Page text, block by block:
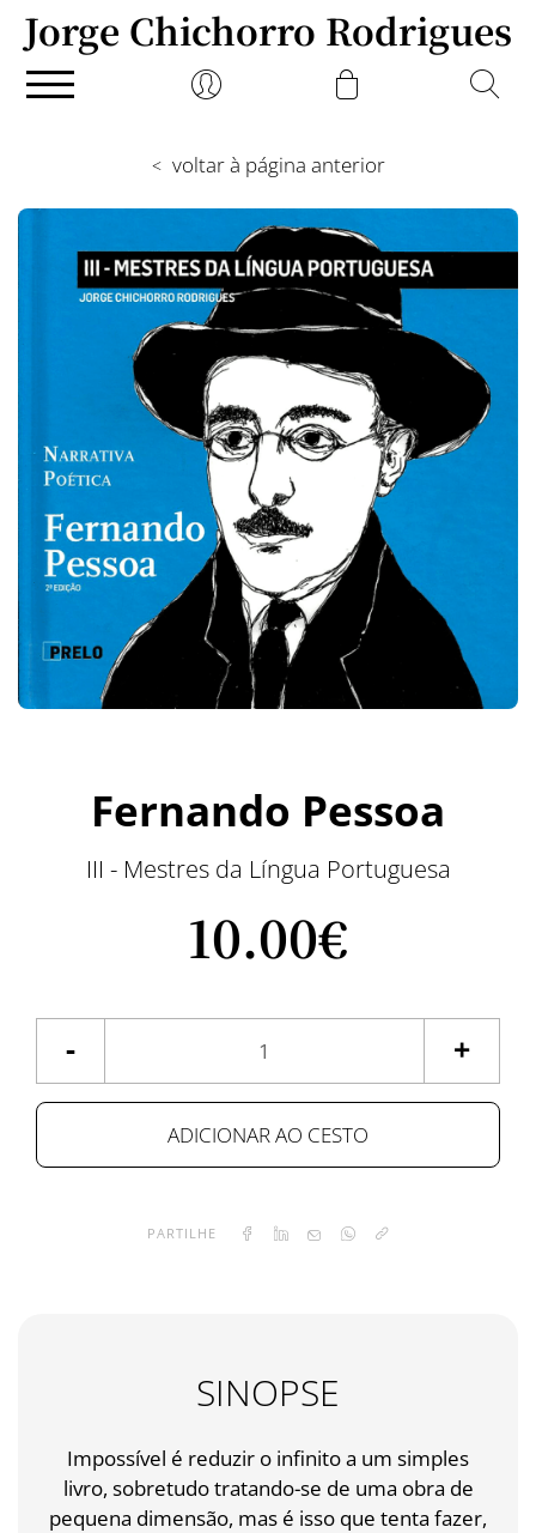
Jorge Chichorro Rodrigues
< voltar à página anterior
Fernando Pessoa
III - Mestres da Língua Portuguesa
10.00€
- +
ADICIONAR AO CESTO
PARTILHE
SINOPSE
Impossível é reduzir o infinito a um simples
livro, sobretudo tratando-se de uma obra de
pequena dimensão, mas é isso que tenta fazer,